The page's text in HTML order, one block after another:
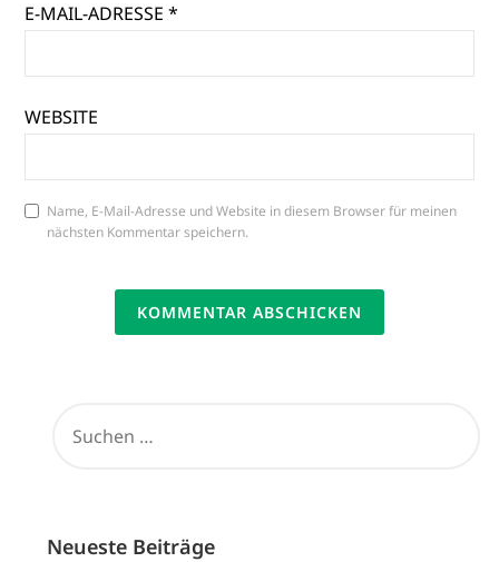
E-MAIL-ADRESSE*
WEBSITE
Name, E-Mail-Adresse und Website in diesem Browser für meinen
nächsten Kommentar speichern.
NACH:
Neueste Beiträge